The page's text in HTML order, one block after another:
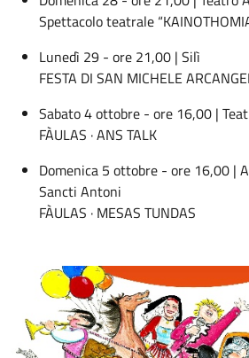
Spettacolo teatrale
Lunedì 29 - ore 21,00 | Silì
FESTA DI SAN MICHELE
Sabato 4 ottobre - ore 16,00 |
FÀULAS · ANS TALK
Domenica 5 ottobre - ore 16,00 |
Sancti Antoni
FÀULAS · MESAS TUNDAS